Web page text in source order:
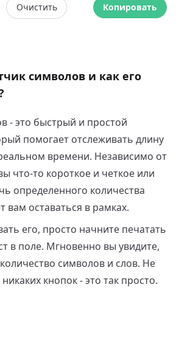
Очистить Копировать
символов и как его
- это быстрый и простой
помогает отслеживать длину
времени. Независимо от
что-то короткое и четкое или
определенного количества
вам оставаться в рамках.
его, просто начните печатать
в поле. Мгновенно вы увидите,
символов и слов. Не
кнопок - это так просто.